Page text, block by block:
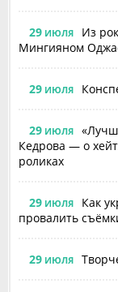
29 ИЮЛЯ
Из
Мингияном
29 ИЮЛЯ
29 ИЮЛЯ
Кедрова — о
роликах
29 ИЮЛЯ
Как
провалить
29 ИЮЛЯ